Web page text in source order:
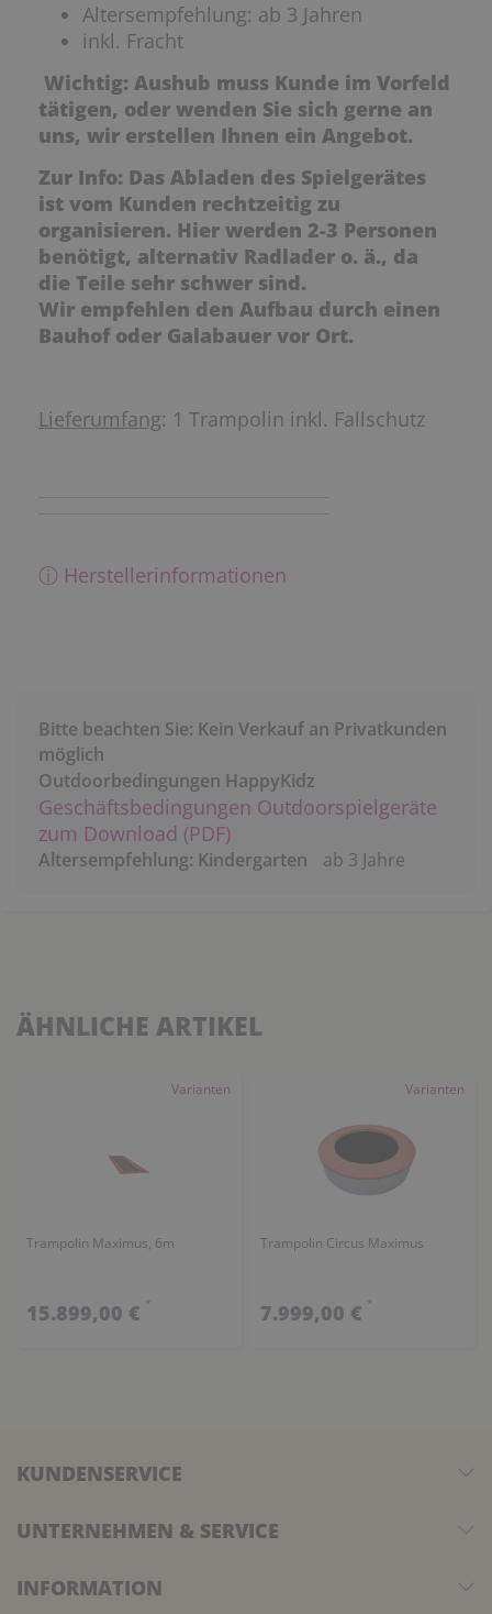
Altersempfehlung: ab 3 Jahren
inkl. Fracht
Wichtig: Aushub muss Kunde im Vorfeld
tätigen, oder wenden Sie sich gerne an
uns, wir erstellen Ihnen ein Angebot.
Zur Info: Das Abladen des Spielgerätes
ist vom Kunden rechtzeitig zu
organisieren. Hier werden 2-3 Personen
benötigt, alternativ Radlader o. ä., da
die Teile sehr schwer sind.
Wir empfehlen den Aufbau durch einen
Bauhof oder Galabauer vor Ort.
Lieferumfang: 1 Trampolin inkl. Fallschutz
ⓘ Herstellerinformationen
Bitte beachten Sie: Kein Verkauf an Privatkunden
möglich
Outdoorbedingungen HappyKidz
Geschäftsbedingungen Outdoorspielgeräte
zum Download (PDF)
Altersempfehlung: Kindergarten ab 3 Jahre
ÄHNLICHE ARTIKEL
Varianten
Trampolin Maximus, 6m
15.899,00 € *
Varianten
Trampolin Circus Maximus
7.999,00 € *
KUNDENSERVICE
UNTERNEHMEN & SERVICE
INFORMATION